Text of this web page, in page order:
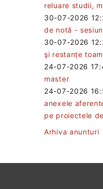
reluare studii,
30-07-2026
de notă -
30-07-2026
şi restanțe
24-07-2026
master
24-07-2026
anexele
pe proiectele
Arhiva anunturi